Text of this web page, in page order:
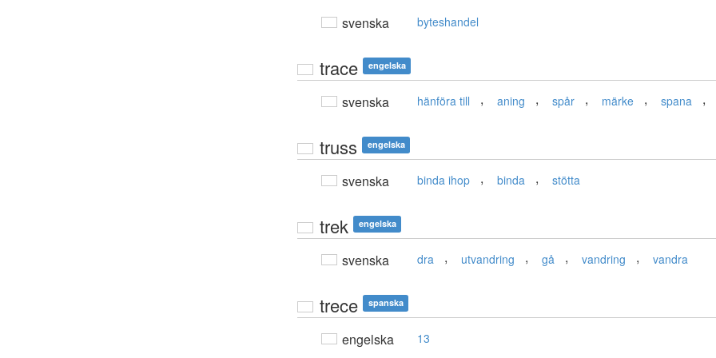
svenska
byteshandel
trace engelska
svenska hänföra till , aning , spår , märke , spana ,
truss engelska
svenska binda ihop , binda , stötta
trek engelska
svenska dra , utvandring , gå , vandring , vandra
trece spanska
engelska 13